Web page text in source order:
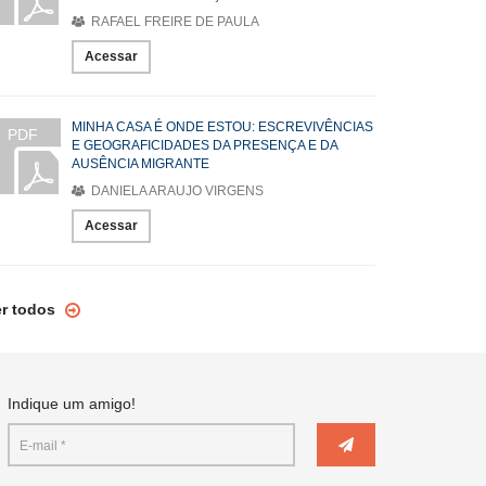
RAFAEL FREIRE DE PAULA
Acessar
PDF
MINHA CASA É ONDE ESTOU: ESCREVIVÊNCIAS
E GEOGRAFICIDADES DA PRESENÇA E DA
AUSÊNCIA MIGRANTE
DANIELA ARAUJO VIRGENS
Acessar
todos
Indique um amigo!